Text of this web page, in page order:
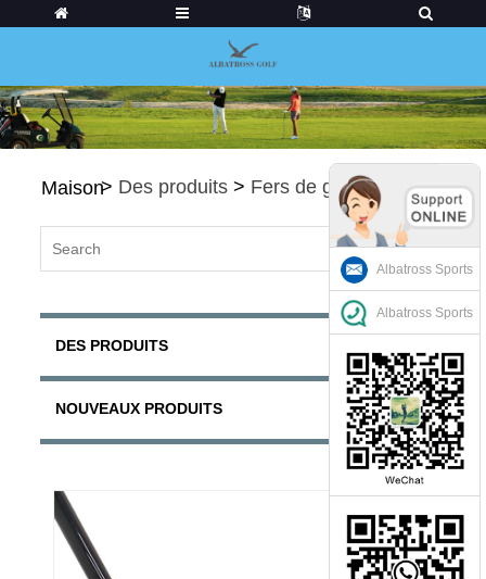
Maison> Des produits > Fers de golf
DES PRODUITS
NOUVEAUX PRODUITS
Albatross Sports
Albatross Sports